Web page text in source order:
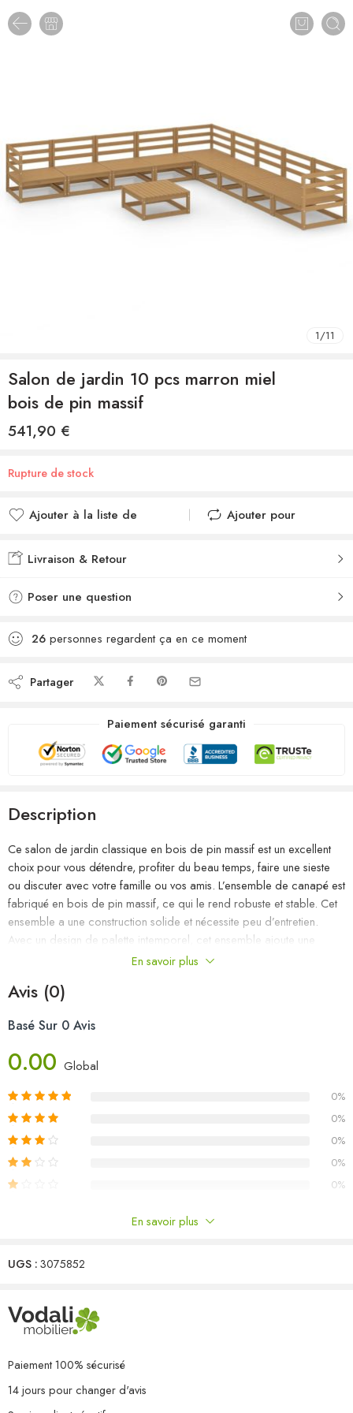
1/11
Salon de jardin 10 pcs marron miel
bois de pin massif
541,90 €
Rupture de stock
Ajouter à la liste de
Ajouté à la liste de
Ajouter pour
Livraison & Retour
Poser une question
26 personnes regardent ça en ce moment
Partager
Paiement sécurisé garanti
Description
Ce salon de jardin classique en bois de pin massif est un excellent
choix pour vous détendre, profiter du beau temps, faire une sieste
ou discuter avec votre famille ou vos amis. L’ensemble de canapé est
fabriqué en bois de pin massif, ce qui le rend robuste et stable. Cet
ensemble a une construction solide et nécessite peu d’entretien.
Avec un design de palette intemporel, cet ensemble ajoute une
touche de charme rustique à votre espace de vie. Remarque : afin
recommandons de les protéger avec une housse imperméable.
Couleur : marron miel
Dimensions du canapé d’angle : 70 x 70 x 67 cm (l x P x H)
Dimensions de la table : 70 x 70 x 30 cm (l x P x H)
L’assemblage est requis
Capacité de charge maximale (par siège) : 110 kg
La livraison contient :
3 x canapé d’angle
En savoir plus
Avis (0)
Basé Sur 0 Avis
0.00 Global
0%
0%
0%
0%
0%
Il n'y a pas encore de critiques.
En savoir plus
UGS :3075852
Paiement 100% sécurisé
14 jours pour changer d'avis